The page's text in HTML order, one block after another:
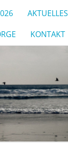
AKTUELLES
KONTAKT